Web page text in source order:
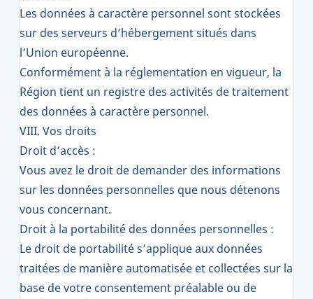
Les données à caractère personnel sont stockées
sur des serveurs d’hébergement situés dans
l’Union européenne.
Conformément à la réglementation en vigueur, la
Région tient un registre des activités de traitement
des données à caractère personnel.
VIII. Vos droits
Droit d’accès :
Vous avez le droit de demander des informations
sur les données personnelles que nous détenons
vous concernant.
Droit à la portabilité des données personnelles :
Le droit de portabilité s’applique aux données
traitées de manière automatisée et collectées sur la
base de votre consentement préalable ou de